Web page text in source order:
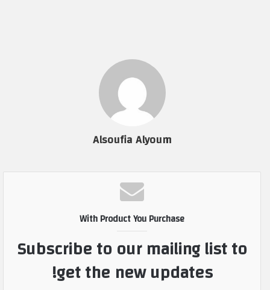
Alsoufia Alyoum
With Product You Purchase
Subscribe to our mailing list to
get the new updates!